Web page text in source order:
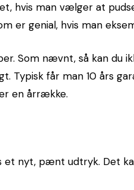
hvis man vælger at
er genial, hvis man
Som nævnt, så kan du
Typisk får man 10 års
en årrække.
et nyt, pænt udtryk. Det